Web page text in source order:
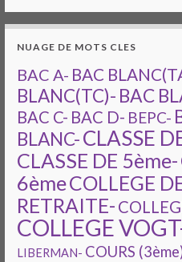
NUAGE DE MOTS CLES
BAC A- BAC
BLANC(TC)- BAC
BAC C- BAC D- BEPC-
BLANC-CLASSE
CLASSE DE 5ème-
6èmeCOLLEGE
RETRAITE-
COLLEGE
LIBERMAN- COURS